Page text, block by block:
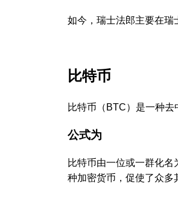
如今，瑞士法郎主要在瑞
比特币
比特币（BTC）是一种去
公式为
比特币由一位或一群化
种加密货币，促使了众多